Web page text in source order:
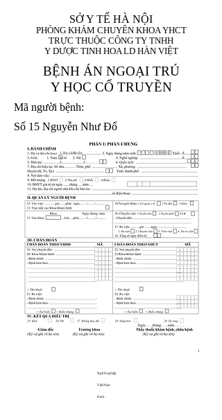
SỞ Y TẾ HÀ NỘI
PHÒNG KHÁM CHUYÊN KHOA YHCT
TRỰC THUỘC CÔNG TY TNHH
Y DƯỢC TINH HOA LD HÀN VIỆT
BỆNH ÁN NGOẠI TRÚ
Y HỌC CỔ TRUYỀN
Mã người bệnh:
Số 15 Nguyễn Như Đổ
1. Họ và tên (In
hoa):
1 9 9 5
8
8
X
X
Nghề nghiệp
Việt Nam
Kinh